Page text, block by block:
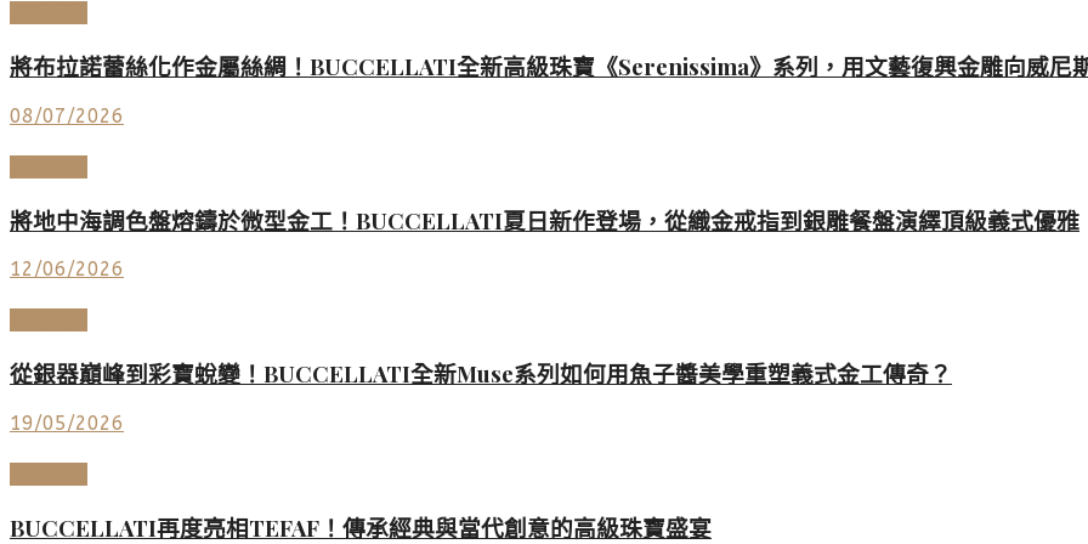
將布拉諾蕾絲化作金屬絲綢！BUCCELLATI全新高級珠寶《Serenissima》系列，用文藝復興金雕向威尼
08/07/2026
將地中海調色盤熔鑄於微型金工！BUCCELLATI夏日新作登場，從織金戒指到銀雕餐盤演繹頂級義式優雅
12/06/2026
從銀器巔峰到彩寶蛻變！BUCCELLATI全新Muse系列如何用魚子醬美學重塑義式金工傳奇？
19/05/2026
BUCCELLATI再度亮相TEFAF！傳承經典與當代創意的高級珠寶盛宴